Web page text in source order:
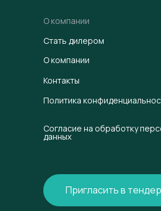
О компании
Стать дилером
О компании
Согласие на обработку
данных
Политика
Контакты
Пригласить в тендер